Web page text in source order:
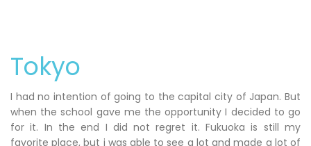
Tokyo
I had no intention of going to the capital city of Japan. But
when the school gave me the opportunity I decided to go
for it. In the end I did not regret it. Fukuoka is still my
favorite place, but i was able to see a lot and made a lot of